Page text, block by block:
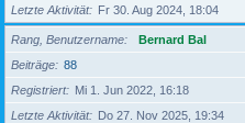
Letzte Aktivität
Fr 30. Aug 2024, 18:04
Rang, Benutzername
Bernard Bal
Beiträge
88
Registriert
Mi 1. Jun 2022, 16:18
Letzte Aktivität
Do 27. Nov 2025, 19:34